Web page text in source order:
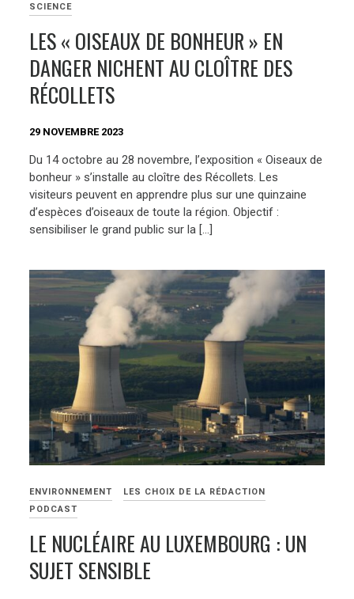
SCIENCE
LES « OISEAUX DE BONHEUR » EN
DANGER NICHENT AU CLOÎTRE DES
RÉCOLLETS
29 NOVEMBRE 2023
Du 14 octobre au 28 novembre, l’exposition « Oiseaux de
bonheur » s’installe au cloître des Récollets. Les
visiteurs peuvent en apprendre plus sur une quinzaine
d’espèces d’oiseaux de toute la région. Objectif :
sensibiliser le grand public sur la […]
ENVIRONNEMENT
LES CHOIX DE LA RÉDACTION
PODCAST
LE NUCLÉAIRE AU LUXEMBOURG : UN
SUJET SENSIBLE